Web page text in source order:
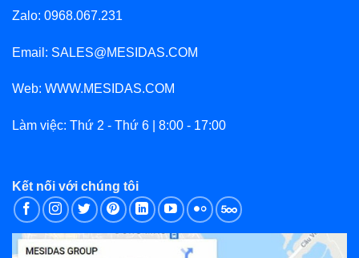
Zalo: 0968.067.231
Email: SALES@MESIDAS.COM
Web: WWW.MESIDAS.COM
Làm việc: Thứ 2 - Thứ 6 | 8:00 - 17:00
Kết nối với chúng tôi